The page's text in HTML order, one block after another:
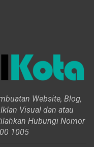
Website, Blog,
Visual dan atau
Hubungi Nomor
1005